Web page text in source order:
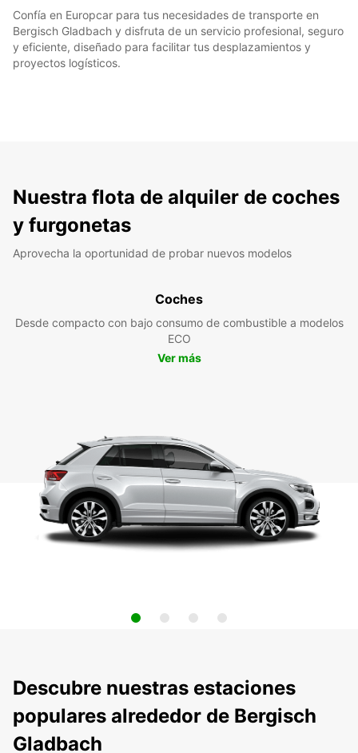
Confía en Europcar para tus necesidades de transporte en
Bergisch Gladbach y disfruta de un servicio profesional, seguro
y eficiente, diseñado para facilitar tus desplazamientos y
proyectos logísticos.
Nuestra flota de alquiler de coches
y furgonetas
Aprovecha la oportunidad de probar nuevos modelos
Coches
Desde compacto con bajo consumo de combustible a modelos
ECO
Ver más
Descubre nuestras estaciones
populares alrededor de Bergisch
Gladbach